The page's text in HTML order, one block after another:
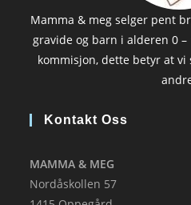
Mamma & meg selger pent
gravide og barn i alderen 0 –
kommisjon, dette betyr at vi
Kontakt Oss
MAMMA & MEG
Nordåskollen 57